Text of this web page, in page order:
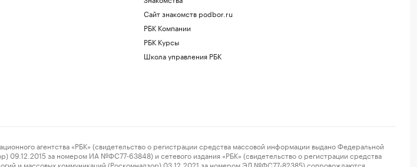
Сайт знакомств podbor.ru
РБК Компании
РБК Курсы
Школа управления РБК
агентства «РБК» (свидетельство о регистрации средства массовой информации выдано Федеральной
за номером ИА №ФС77-63848) и сетевого издания «РБК» (свидетельство о регистрации средства
и массовых коммуникаций (Роскомнадзор) 03.12.2021 за номером ЭЛ №ФС77-82385) сопровождаются